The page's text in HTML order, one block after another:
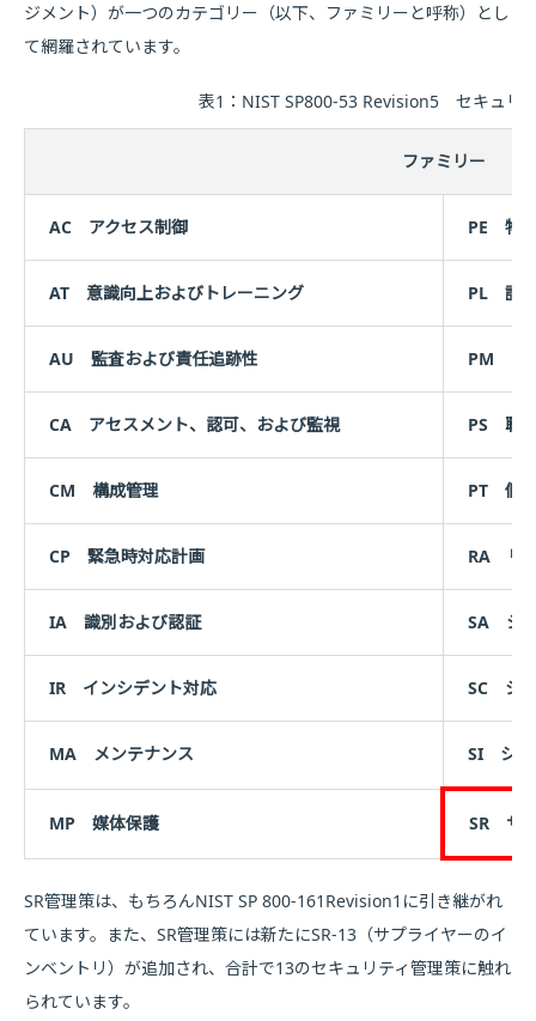
ジメント）が一つのカテゴリー（以下、ファミリーと呼称）とし
て網羅されています。
表1：NIST SP800-53 Revision5 セキュリ
ファミリー
AC アクセス制御 PE 物
AT 意識向上およびトレーニング PL 計
AU 監査および責任追跡性 PM プ
CA アセスメント、認可、および監視 PS 職
CM 構成管理 PT 個人
CP 緊急時対応計画 RA リ
IA 識別および認証 SA シス
IR インシデント対応 SC シ
MA メンテナンス SI シス
MP 媒体保護 SR サ
SR管理策は、もちろんNIST SP 800-161Revision1に引き継がれ
ています。また、SR管理策には新たにSR-13（サプライヤーのイ
ンベントリ）が追加され、合計で13のセキュリティ管理策に触れ
られています。